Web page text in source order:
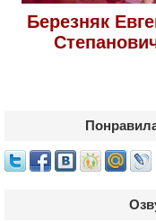
Березняк